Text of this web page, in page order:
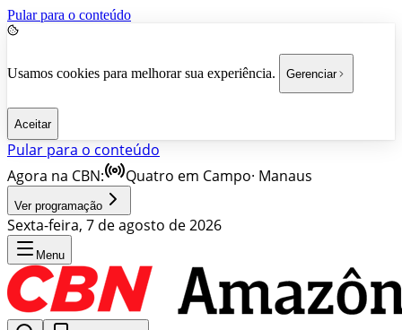
Pular para o conteúdo
Usamos cookies para melhorar sua experiência. Gerenciar
Aceitar
Pular para o conteúdo
Agora na CBN:
Quatro em Campo· Manaus
Ver programação
Sexta-feira, 7 de agosto de 2026
Menu